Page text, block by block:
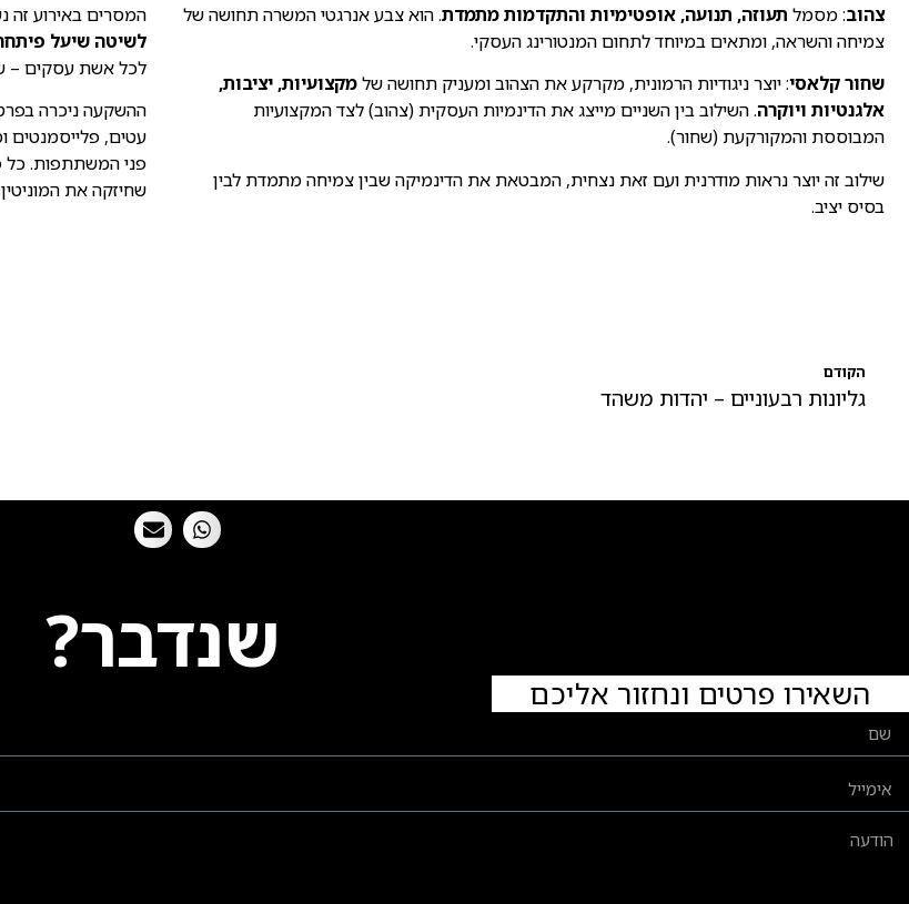
צהוב: מסמל תעוזה, תנועה, אופטימיות והתקדמות מתמדת. הוא צבע אנרגטי המשרה תחושה של
צמיחה והשראה, ומתאים במיוחד לתחום המנטורינג העסקי.
שחור קלאסי: יוצר ניגודיות הרמונית, מקרקע את הצהוב ומעניק תחושה שלמקצועיות, יציבות,
אלגנטיות ויוקרה. השילוב בין השניים מייצג את הדינמיות העסקית (צהוב) לצד המקצועיות
המבוססת והמקורקעת (שחור).
שילוב זה יוצר נראות מודרנית ועם זאת נצחית, המבטאת את הדינמיקה שבין צמיחה מתמדת לבין
בסיס יציב.
המסרים באירוע זה
לשיטה שיעל
לכל אשת עסקים –
ההשקעה ניכרה
עטים, פלייסמנטים
פני המשתתפות. כל
שחיזקה את
הקודם
גליונות רבעוניים – יהדות משהד
שנדבר?
השאירו פרטים ונחזור אליכם